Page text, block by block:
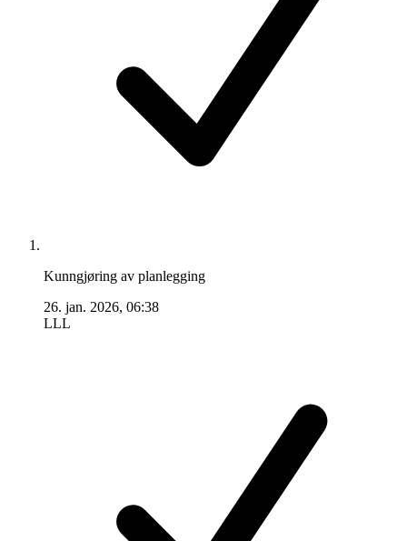
Kunngjøring av planlegging
26. jan. 2026, 06:38
LLL